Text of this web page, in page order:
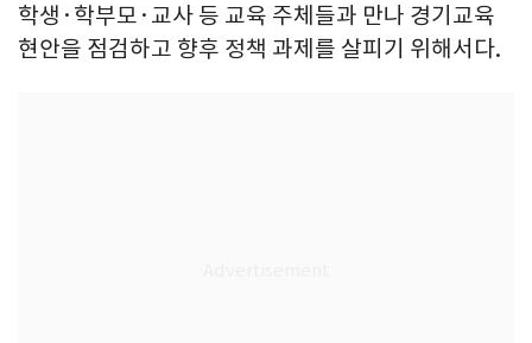
학생·학부모·교사 등 교육 주체들과 만나 경기교육
현안을 점검하고 향후 정책 과제를 살피기 위해서다.